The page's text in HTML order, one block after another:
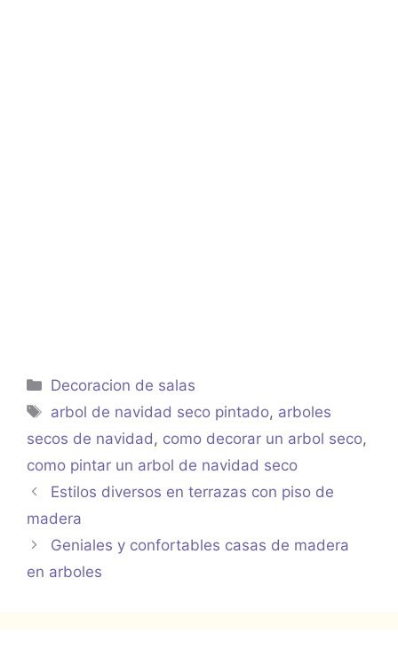
Categorías
Decoracion de salas
Etiquetas
arbol de navidad seco pintado, arboles
secos de navidad, como decorar un arbol seco,
como pintar un arbol de navidad seco
Estilos diversos en terrazas con piso de
madera
Geniales y confortables casas de madera
en arboles